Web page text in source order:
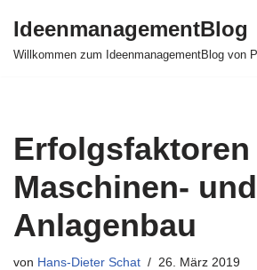
Zum
IdeenmanagementBlog
Willkommen zum IdeenmanagementBlog von
Erfolgsfaktoren
Maschinen- und
Anlagenbau
von Hans-Dieter Schat 26. März 2019